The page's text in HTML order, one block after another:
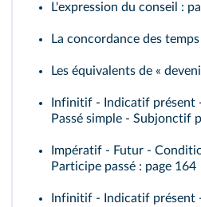
L'expression du conseil :
La concordance des temps
Les équivalents de «
Infinitif - Indicatif présent
Passé simple - Subjonctif
Impératif - Futur -
Participe passé : page 164
Infinitif - Indicatif présent